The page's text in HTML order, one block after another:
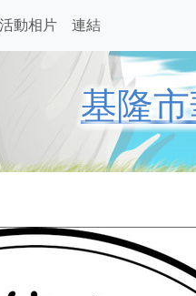
活動相片 連結
基隆